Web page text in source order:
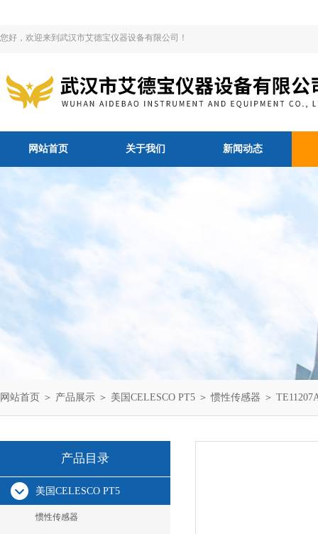
您好，欢迎来到武汉市艾德宝仪器设备有限公司！
网站首页 关于我们 新闻动态
网站首页 ＞ 产品展示 ＞ 美国CELESCO PT5 ＞惯性传感器 ＞
产品目录
美国CELESCO PT5
惯性传感器